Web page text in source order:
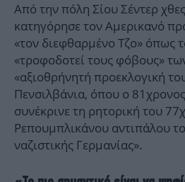
Από την πόλη Σίου Σέντερ
κατηγόρησε τον Αμερικανό
«τον διεφθαρμένο Τζο» όπως
«τροφοδοτεί τους φόβους»
«αξιοθρήνητή προεκλογική
Πενσιλβάνια, όπου ο
συνέκρινε τη ρητορική του
Ρεπουμπλικάνου αντιπάλου
ναζιστικής Γερμανίας».